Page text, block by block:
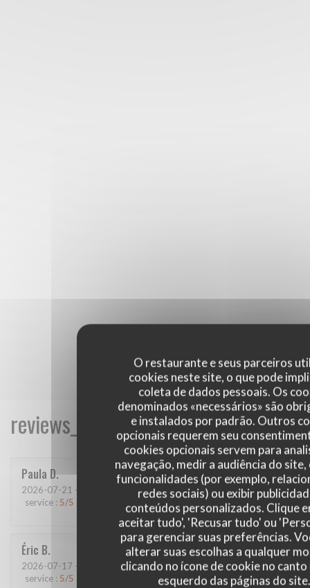
O restaurante e seus parceiros
cookies neste site, o que pode
coleta de dados pessoais. Os
denominados «necessários» são
e instalados por padrão. Outros
opcionais requerem seu
cookies opcionais servem para
navegação, medir a audiência do
funcionalidades (por exemplo,
redes sociais) ou exibir
conteúdos personalizados. Clique
aceitar tudo', 'Recusar tudo' ou
para gerenciar suas preferências.
alterar suas escolhas a qualquer
clicando no ícone de cookie no
esquerdo das páginas do site.
Paula D
2026-07-21 - 20:00 - guests 4
service : 5/5 menu : quality_price 5 /5
Éric B
2026-07-17 - 12:45 - guests 2
service : 5/5 menu: 5/5 quality_price:5/5